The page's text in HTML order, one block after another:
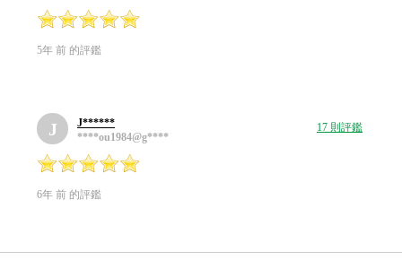
5年 前 的評鑑
J
J******
****ou1984@g****
17 則評鑑
6年 前 的評鑑